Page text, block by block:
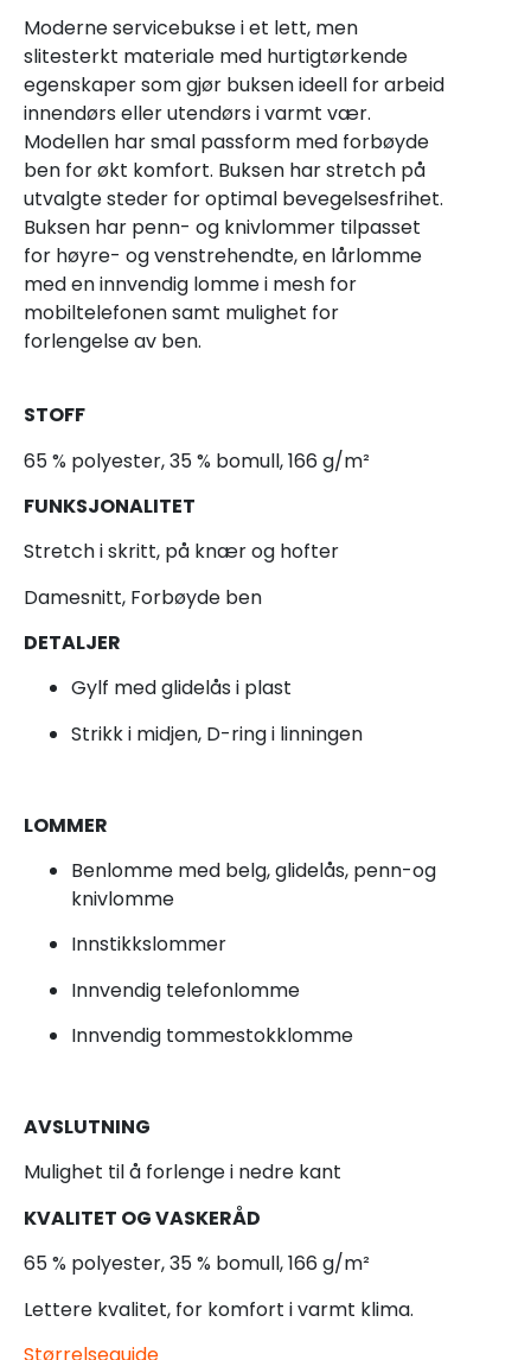
Moderne servicebukse i et lett, men
slitesterkt materiale med hurtigtørkende
egenskaper som gjør buksen ideell for arbeid
innendørs eller utendørs i varmt vær.
Modellen har smal passform med forbøyde
ben for økt komfort. Buksen har stretch på
utvalgte steder for optimal bevegelsesfrihet.
Buksen har penn- og knivlommer tilpasset
for høyre- og venstrehendte, en lårlomme
med en innvendig lomme i mesh for
mobiltelefonen samt mulighet for
forlengelse av ben.
STOFF
65 % polyester, 35 % bomull, 166 g/m²
FUNKSJONALITET
Stretch i skritt, på knær og hofter
Damesnitt, Forbøyde ben
DETALJER
Gylf med glidelås i plast
Strikk i midjen, D-ring i linningen
LOMMER
Benlomme med belg, glidelås, penn-og
knivlomme
Innstikkslommer
Innvendig telefonlomme
Innvendig tommestokklomme
AVSLUTNING
Mulighet til å forlenge i nedre kant
KVALITET OG VASKERÅD
65 % polyester, 35 % bomull, 166 g/m²
Lettere kvalitet, for komfort i varmt klima.